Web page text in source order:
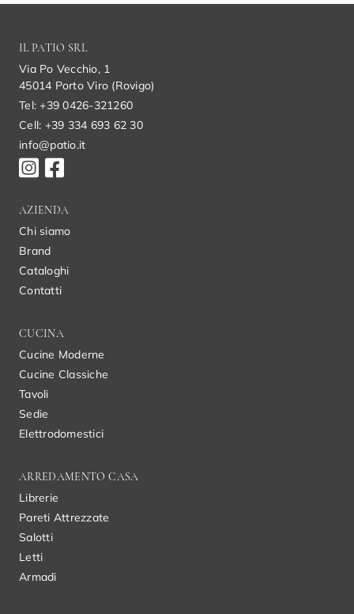
IL PATIO SRL
Via Po Vecchio, 1
45014 Porto Viro (Rovigo)
Tel: +39 0426-321260
Cell: +39 334 693 62 30
info@patio.it
AZIENDA
Chi siamo
Brand
Cataloghi
Contatti
CUCINA
Cucine Moderne
Cucine Classiche
Tavoli
Sedie
Elettrodomestici
ARREDAMENTO CASA
Librerie
Pareti Attrezzate
Salotti
Letti
Armadi